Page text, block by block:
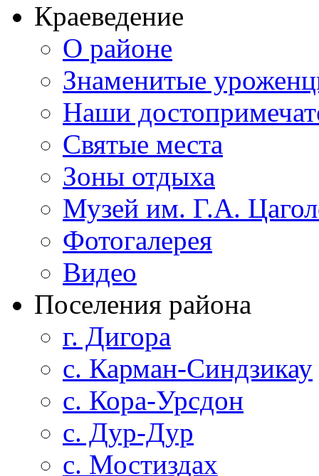
Краеведение
О районе
Знаменитые
Наши
Святые места
Зоны отдыха
Музей им. Г.А.
Фотогалерея
Видео
Поселения района
г. Дигора
с. Карман-Синдзикау
с. Кора-Урсдон
с. Дур-Дур
с. Мостиздах